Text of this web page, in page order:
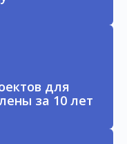
для
за 10 лет